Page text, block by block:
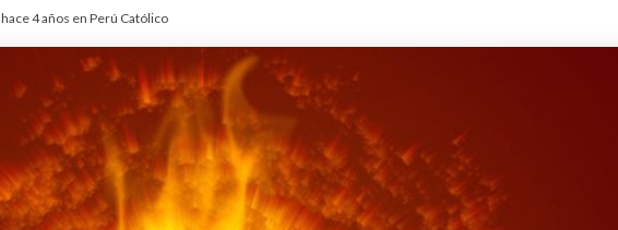
hace 4 años en Perú Católico